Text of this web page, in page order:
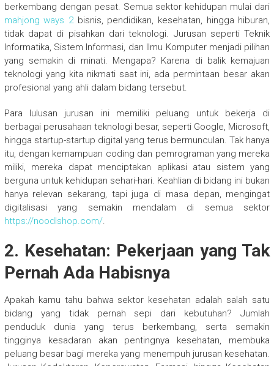
berkembang dengan pesat. Semua sektor kehidupan mulai dari
mahjong ways 2bisnis, pendidikan, kesehatan, hingga hiburan,
tidak dapat di pisahkan dari teknologi. Jurusan seperti Teknik
Informatika, Sistem Informasi, dan Ilmu Komputer menjadi pilihan
yang semakin di minati. Mengapa? Karena di balik kemajuan
teknologi yang kita nikmati saat ini, ada permintaan besar akan
profesional yang ahli dalam bidang tersebut.
Para lulusan jurusan ini memiliki peluang untuk bekerja di
berbagai perusahaan teknologi besar, seperti Google, Microsoft,
hingga startup-startup digital yang terus bermunculan. Tak hanya
itu, dengan kemampuan coding dan pemrograman yang mereka
miliki, mereka dapat menciptakan aplikasi atau sistem yang
berguna untuk kehidupan sehari-hari. Keahlian di bidang ini bukan
hanya relevan sekarang, tapi juga di masa depan, mengingat
digitalisasi yang semakin mendalam di semua sektor
https://noodlshop.com/.
2. Kesehatan: Pekerjaan yang Tak
Pernah Ada Habisnya
Apakah kamu tahu bahwa sektor kesehatan adalah salah satu
bidang yang tidak pernah sepi dari kebutuhan? Jumlah
penduduk dunia yang terus berkembang, serta semakin
tingginya kesadaran akan pentingnya kesehatan, membuka
peluang besar bagi mereka yang menempuh jurusan kesehatan.